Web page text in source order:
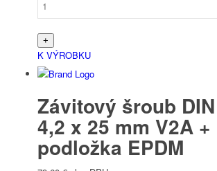
K VÝROBKU
Závitový šroub
4,2 x 25 mm V2A +
podložka EPDM